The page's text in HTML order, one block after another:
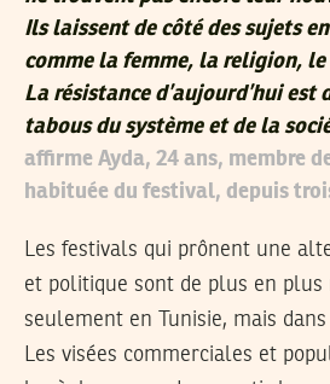
Ils laissent de côté des sujets
comme la femme, la religion,
La résistance d’aujourd’hui est
tabous du système et de la
affirme Ayda, 24 ans, membre
habituée du festival, depuis
Les festivals qui prônent une
et politique sont de plus en plus
seulement en Tunisie, mais
Les visées commerciales et